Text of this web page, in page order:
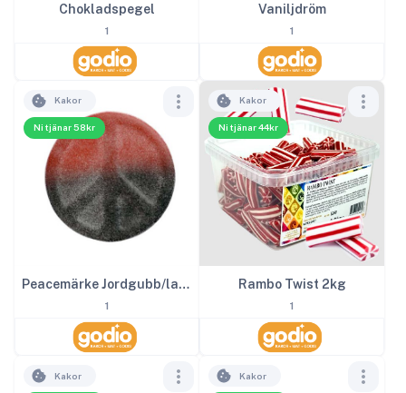
Chokladspegel
1
Vaniljdröm
1
Ni tjänar 58kr
Kakor
Peacemärke Jordgubb/lakrits 2kg
1
Ni tjänar 44kr
Kakor
Rambo Twist 2kg
1
Kakor Kakor